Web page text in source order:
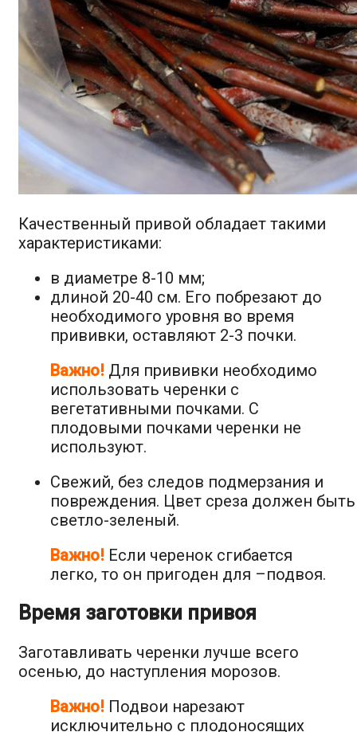
Качественный привой обладает такими
характеристиками:
в диаметре 8-10 мм;
длиной 20-40 см. Его побрезают до
необходимого уровня во время
прививки, оставляют 2-3 почки.
Важно! Для прививки необходимо
использовать черенки с
вегетативными почками. С
плодовыми почками черенки не
используют.
Свежий, без следов подмерзания и
повреждения. Цвет среза должен быть
светло-зеленый.
Важно! Если черенок сгибается
легко, то он пригоден для –подвоя.
Время заготовки привоя
Заготавливать черенки лучше всего
осенью, до наступления морозов.
Важно! Подвои нарезают
исключительно с плодоносящих